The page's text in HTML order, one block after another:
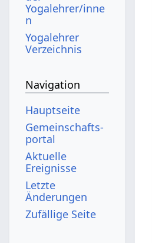
Yogalehrer/inne
n
Yogalehrer
Verzeichnis
Navigation
Hauptseite
Gemeinschafts­
portal
Aktuelle
Ereignisse
Letzte
Änderungen
Zufällige Seite